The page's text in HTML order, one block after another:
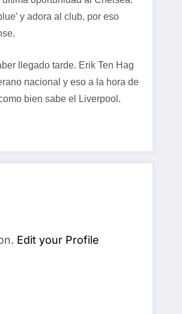
y adora al club, por eso
llegado tarde. Erik Ten Hag
nacional y eso a la hora de
bien sabe el Liverpool.
Edit your Profile